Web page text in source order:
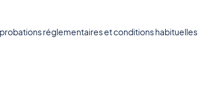
réglementaires et conditions habituelles.